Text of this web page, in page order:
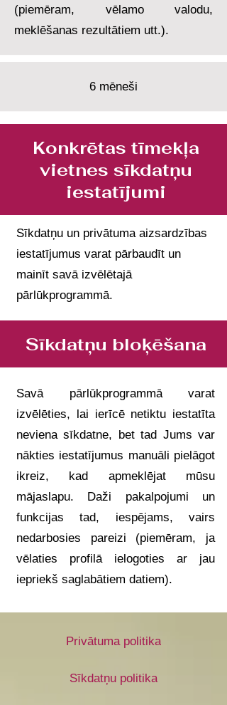
(piemēram, vēlamo valodu,
meklēšanas rezultātiem utt.).
6 mēneši
Konkrētas tīmekļa
vietnes sīkdatņu
iestatījumi
Sīkdatņu un privātuma aizsardzības
iestatījumus varat pārbaudīt un
mainīt savā izvēlētajā
pārlūkprogrammā.
Sīkdatņu bloķēšana
Savā pārlūkprogrammā varat
izvēlēties, lai ierīcē netiktu iestatīta
neviena sīkdatne, bet tad Jums var
nākties iestatījumus manuāli pielāgot
ikreiz, kad apmeklējat mūsu
mājaslapu. Daži pakalpojumi un
funkcijas tad, iespējams, vairs
nedarbosies pareizi (piemēram, ja
vēlaties profilā ielogoties ar jau
iepriekš saglabātiem datiem).
Privātuma politika
Sīkdatņu politika